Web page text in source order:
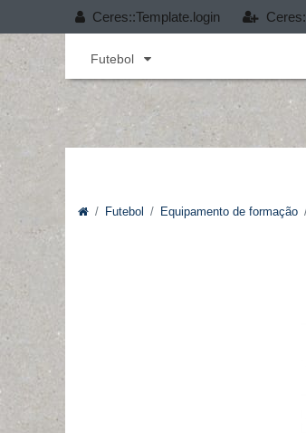
Ceres::Template.login
Andebol Cobertura T-PRO
Futebol
Futebol Equipamento de formação